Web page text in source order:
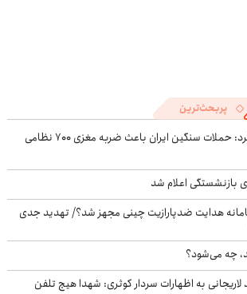
پربحث‌ترین
آسوشیتدپرس افشا کرد: حملات سنگین ایران باعث ضربه مغزی ۷۰۰ نظامی
بازنشستگی اعلام شد
هدایت ضدپارازیت چینی مجهز شد؟/ تهدید جدی
چه می‌شود؟
به اظهارات سردار کوثری: شهدا هیچ تلفن